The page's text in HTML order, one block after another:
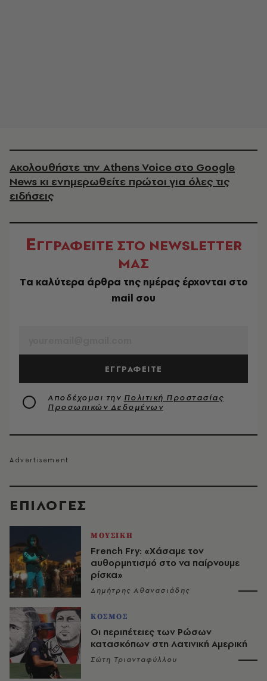
EΠΙΛΟΓΈΣ
ΜΟΥΣΙΚΗ
French Fry: «Χάσαμε τον
αυθορμητισμό στο να παίρνουμε
ρίσκα»
Δημήτρης Αθανασιάδης
ΚΟΣΜΟΣ
Οι περιπέτειες των Ρώσων
κατασκόπων στη Λατινική Αμερική
Σώτη Τριανταφύλλου
Ακολουθήστε την Athens Voice στο Google
News κι ενημερωθείτε πρώτοι για όλες τις
ειδήσεις
ΕΓΓΡΑΦΕΙΤΕ ΣΤΟ NEWSLETTER
ΜΑΣ
Tα καλύτερα άρθρα της ημέρας έρχονται στο
mail σου
ΕΓΓΡΑΦΕΙΤΕ
Αποδέχομαι την Πολιτική Προστασίας
Προσωπικών Δεδομένων